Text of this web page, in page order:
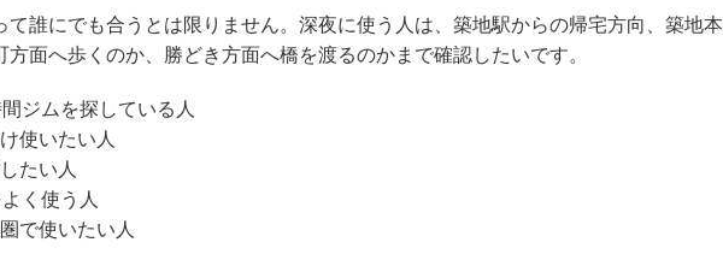
て誰にでも合うとは限りません。深夜に使う人は、築地駅からの帰宅方向、築地本
面へ歩くのか、勝どき方面へ橋を渡るのかまで確認したいです。
ジムを探している人
使いたい人
たい人
く使う人
で使いたい人